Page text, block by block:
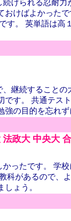
けられる忍耐力
おけばよかった
す。 英単語は高
継続することの
です。 共通テス
強の目的を忘れ
政大 中央大
ったです。 学
科があるので、
ょう。